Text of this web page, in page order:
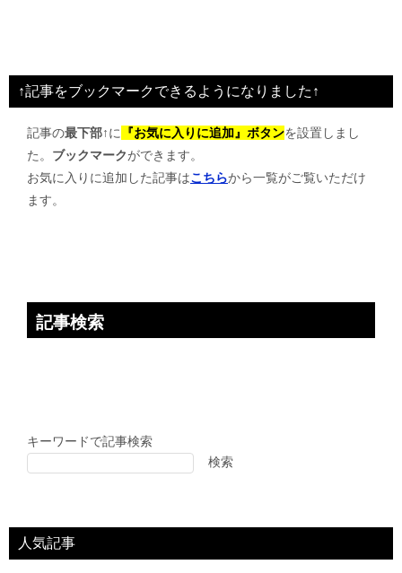
↑記事をブックマークできるようになりました↑
記事の最下部↑に 『お気に入りに追加』ボタンを設置しまし
た。 ブックマークができます。
お気に入りに追加した記事はこちらから一覧がご覧いただけ
ます。
記事検索
キーワードで記事検索
検索
人気記事